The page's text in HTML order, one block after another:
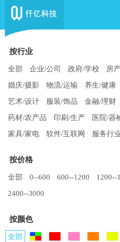
按行业
全部 企业/公司 政府/学校 房
婚庆/摄影 物流/运输 养生/健康
艺术/设计 服装/饰品 金融/理财
药材/农产品 印刷/生产 医院/器
家具/家电 软件/互联网 服务行
按价格
全部 0--600 600--1200 1200--
2400--3000
按颜色
全部